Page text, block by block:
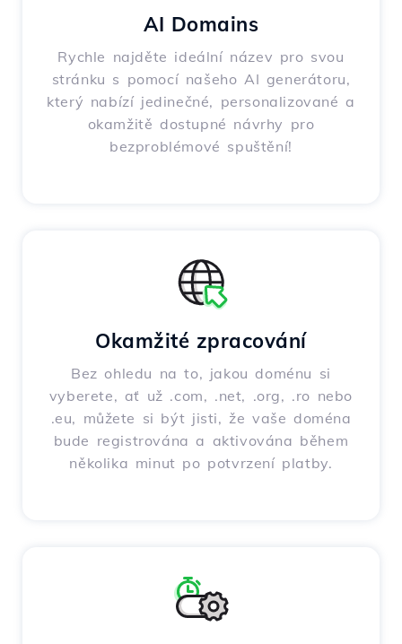
AI Domains
Rychle najděte ideální název pro svou
stránku s pomocí našeho AI generátoru,
který nabízí jedinečné, personalizované a
okamžitě dostupné návrhy pro
bezproblémové spuštění!
Okamžité zpracování
Bez ohledu na to, jakou doménu si
vyberete, ať už .com, .net, .org, .ro nebo
.eu, můžete si být jisti, že vaše doména
bude registrována a aktivována během
několika minut po potvrzení platby.